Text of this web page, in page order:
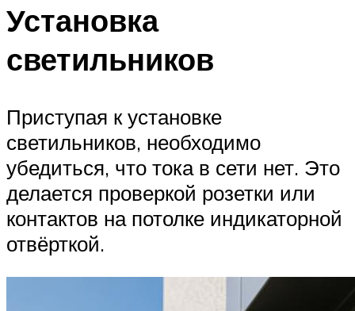
Установка
светильников
Приступая к установке
светильников, необходимо
убедиться, что тока в сети нет. Это
делается проверкой розетки или
контактов на потолке индикаторной
отвёрткой.